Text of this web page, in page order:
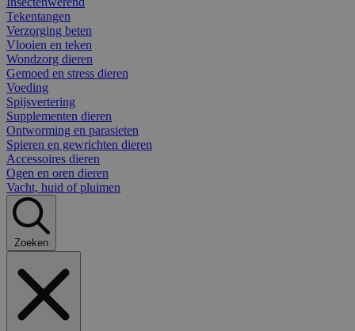
Tekentangen
Verzorging beten
Vlooien en teken
Wondzorg dieren
Gemoed en stress dieren
Voeding
Spijsvertering
Supplementen dieren
Ontworming en parasieten
Spieren en gewrichten dieren
Accessoires dieren
Ogen en oren dieren
Vacht, huid of pluimen
Zoeken